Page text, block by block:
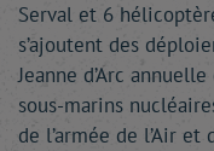
Serval et 6
s’ajoutent des
Jeanne d’Arc
sous-marins
de l’armée de l’Air